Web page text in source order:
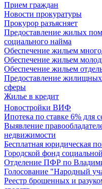
Прием граждан
Новости прокуратуры
Прокурор разъясняет
Предоставление жилых
социального найма
Обеспечение жильем
Обеспечение жильем
Обеспечение жильем
Предоставление
сферы
Жилье в кредит
Новостройки ВИФ
Ипотека по ставке 6% для
Выявление
недвижимости
Бесплатная юридическая
Городской фонд
Отделение ПФР по
Голосование "Народный
Реестр брошенных и